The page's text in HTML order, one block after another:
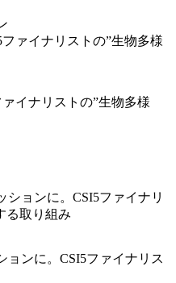
イナリストの”生物多様
ョンに。CSI5ファイナリス